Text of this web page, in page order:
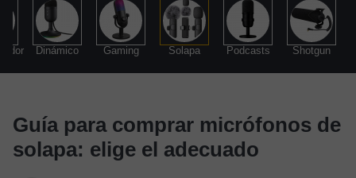
Dinámico Gaming Solapa Podcasts Shotgun
Guía para comprar micrófonos de
solapa: elige el adecuado